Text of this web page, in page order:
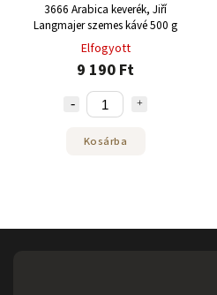
3666 Arabica keverék, Jiří
Langmajer szemes kávé 500 g
Elfogyott
9 190 Ft
Kosárba